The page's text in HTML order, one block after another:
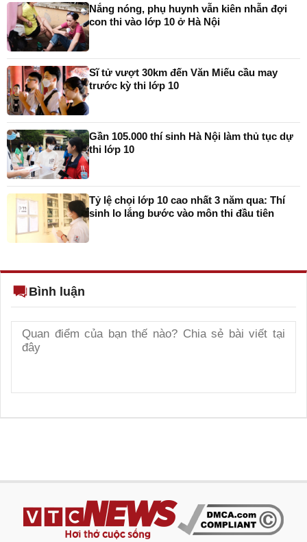
Nắng nóng, phụ huynh vẫn kiên nhẫn đợi
con thi vào lớp 10 ở Hà Nội
Sĩ tử vượt 30km đến Văn Miếu cầu may
trước kỳ thi lớp 10
Gần 105.000 thí sinh Hà Nội làm thủ tục dự
thi lớp 10
Tỷ lệ chọi lớp 10 cao nhất 3 năm qua: Thí
sinh lo lắng bước vào môn thi đầu tiên
Bình luận